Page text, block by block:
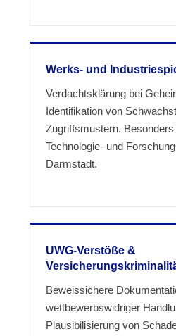
Werks- und
Verdachtsklärung bei
Identifikation von
Zugriffsmustern.
Technologie- und
Darmstadt.
UWG-Verstöße &
Beweissichere
wettbewerbswidriger
Plausibilisierung von